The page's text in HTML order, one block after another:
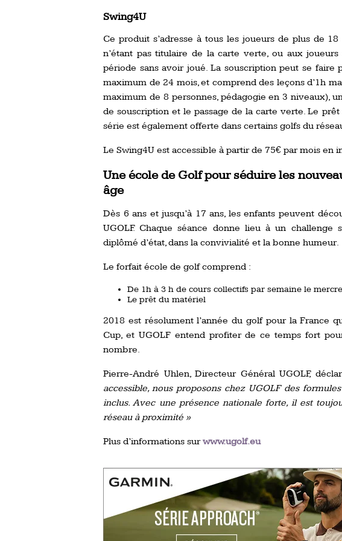
Swing4U
Ce produit s’adresse à tous les joueurs de plus de
n’étant pas titulaire de la carte verte, ou aux
période sans avoir joué. La souscription peut se
maximum de 24 mois, et comprend des leçons d’1h
maximum de 8 personnes, pédagogie en 3 niveaux),
de souscription et le passage de la carte verte. Le
série est également offerte dans certains golfs du
Le Swing4U est accessible à partir de 75€ par mois en
Une école de Golf pour séduire les
âge
Dès 6 ans et jusqu’à 17 ans, les enfants peuvent
UGOLF. Chaque séance donne lieu à un challenge
diplômé d’état, dans la convivialité et la bonne humeur.
Le forfait école de golf comprend :
De 1h à 3 h de cours collectifs par semaine le
Le prêt du matériel
2018 est résolument l’année du golf pour la France
Cup, et UGOLF entend profiter de ce temps fort
nombre.
Pierre-André Uhlen, Directeur Général UGOLF,
accessible, nous proposons chez UGOLF des
inclus. Avec une présence nationale forte, il est
réseau à proximité »
Plus d’informations surwww.ugolf.eu